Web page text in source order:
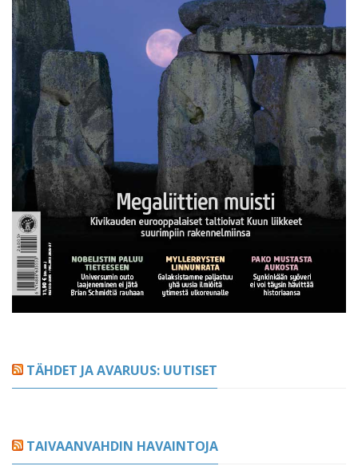
TÄHDET JA AVARUUS: UUTISET
TAIVAANVAHDIN HAVAINTOJA